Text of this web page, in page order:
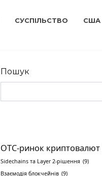
СУСПІЛЬСТВО США
Пошук
OTC-ринок криптовалют
Sidechains та Layer 2-рішення (9)
Взаємодія блокчейнів (9)